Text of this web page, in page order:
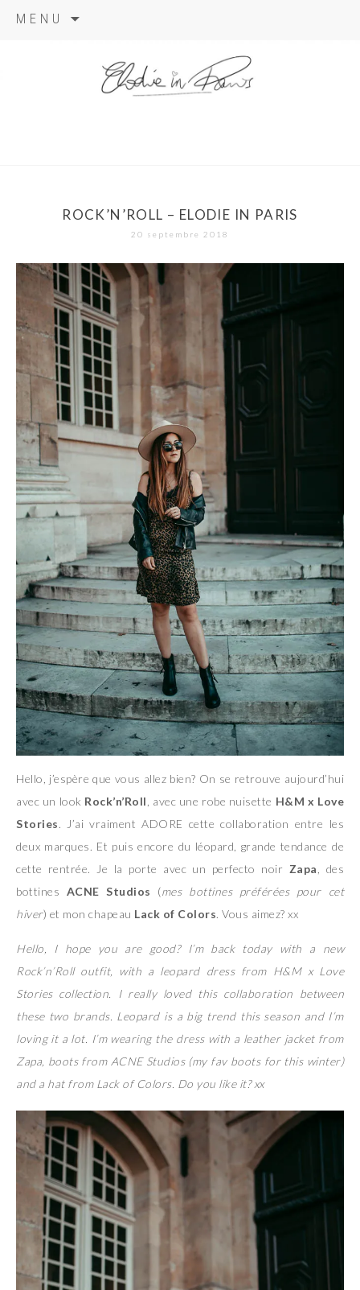
MENU
ROCK’N’ROLL – ELODIE IN PARIS
20 septembre 2018
Hello, j’espère que vous allez bien? On se retrouve aujourd’hui
avec un look Rock’n’Roll , avec une robe nuisette H&M x Love
Stories. J’ai vraiment ADORE cette collaboration entre les
deux marques. Et puis encore du léopard, grande tendance de
cette rentrée. Je la porte avec un perfecto noir Zapa , des
bottines ACNE Studios (mes bottines préférées pour cet
hiver) et mon chapeau Lack of Colors. Vous aimez? xx
Hello, I hope you are good? I’m back today with a new
Rock’n’Roll outfit, with a leopard dress from H&M x Love
Stories collection. I really loved this collaboration between
these two brands. Leopard is a big trend this season and I’m
loving it a lot. I’m wearing the dress with a leather jacket from
Zapa, boots from ACNE Studios (my fav boots for this winter)
and a hat from Lack of Colors. Do you like it? xx